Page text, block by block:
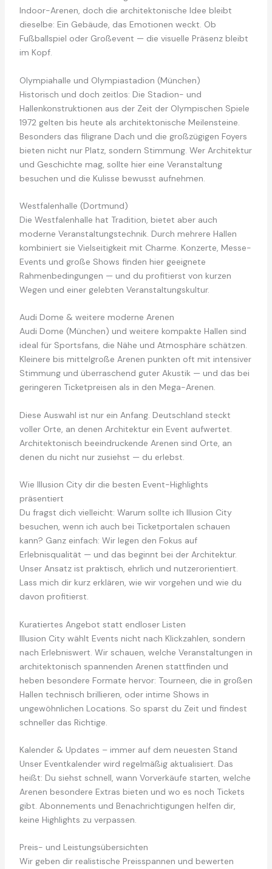
Indoor-Arenen, doch die architektonische Idee bleibt
dieselbe: Ein Gebäude, das Emotionen weckt. Ob
Fußballspiel oder Großevent — die visuelle Präsenz bleibt
im Kopf.
Olympiahalle und Olympiastadion (München)
Historisch und doch zeitlos: Die Stadion- und
Hallenkonstruktionen aus der Zeit der Olympischen Spiele
1972 gelten bis heute als architektonische Meilensteine.
Besonders das filigrane Dach und die großzügigen Foyers
bieten nicht nur Platz, sondern Stimmung. Wer Architektur
und Geschichte mag, sollte hier eine Veranstaltung
besuchen und die Kulisse bewusst aufnehmen.
Westfalenhalle (Dortmund)
Die Westfalenhalle hat Tradition, bietet aber auch
moderne Veranstaltungstechnik. Durch mehrere Hallen
kombiniert sie Vielseitigkeit mit Charme. Konzerte, Messe-
Events und große Shows finden hier geeignete
Rahmenbedingungen — und du profitierst von kurzen
Wegen und einer gelebten Veranstaltungskultur.
Audi Dome & weitere moderne Arenen
Audi Dome (München) und weitere kompakte Hallen sind
ideal für Sportsfans, die Nähe und Atmosphäre schätzen.
Kleinere bis mittelgroße Arenen punkten oft mit intensiver
Stimmung und überraschend guter Akustik — und das bei
geringeren Ticketpreisen als in den Mega-Arenen.
Diese Auswahl ist nur ein Anfang. Deutschland steckt
voller Orte, an denen Architektur ein Event aufwertet.
Architektonisch beeindruckende Arenen sind Orte, an
denen du nicht nur zusiehst — du erlebst.
Wie Illusion City dir die besten Event-Highlights
präsentiert
Du fragst dich vielleicht: Warum sollte ich Illusion City
besuchen, wenn ich auch bei Ticketportalen schauen
kann? Ganz einfach: Wir legen den Fokus auf
Erlebnisqualität — und das beginnt bei der Architektur.
Unser Ansatz ist praktisch, ehrlich und nutzerorientiert.
Lass mich dir kurz erklären, wie wir vorgehen und wie du
davon profitierst.
Kuratiertes Angebot statt endloser Listen
Illusion City wählt Events nicht nach Klickzahlen, sondern
nach Erlebniswert. Wir schauen, welche Veranstaltungen in
architektonisch spannenden Arenen stattfinden und
heben besondere Formate hervor: Tourneen, die in großen
Hallen technisch brillieren, oder intime Shows in
ungewöhnlichen Locations. So sparst du Zeit und findest
schneller das Richtige.
Kalender & Updates – immer auf dem neuesten Stand
Unser Eventkalender wird regelmäßig aktualisiert. Das
heißt: Du siehst schnell, wann Vorverkäufe starten, welche
Arenen besondere Extras bieten und wo es noch Tickets
gibt. Abonnements und Benachrichtigungen helfen dir,
keine Highlights zu verpassen.
Preis- und Leistungsübersichten
Wir geben dir realistische Preisspannen und bewerten